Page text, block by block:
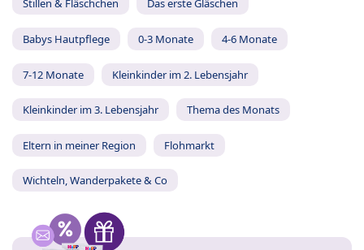
Stillen & Fläschchen Das erste Gläschen
Babys Hautpflege 0-3 Monate 4-6 Monate
7-12 Monate Kleinkinder im 2. Lebensjahr
Kleinkinder im 3. Lebensjahr Thema des Monats
Eltern in meiner Region Flohmarkt
Wichteln, Wanderpakete & Co